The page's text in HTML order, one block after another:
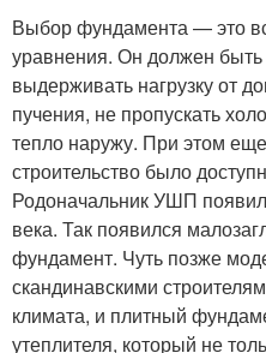
Выбор фундамента — это
уравнения. Он должен
выдерживать нагрузку от
пучения, не пропускать
тепло наружу. При этом
строительство было
Родоначальник УШП
века. Так появился
фундамент. Чуть позже
скандинавскими
климата, и плитный
утеплителя, который не